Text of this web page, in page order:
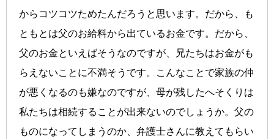
からコツコツためたんだろうと思います。だから、も
ともとは父のお給料から出ているお金です。だから、
父のお金といえばそうなのですが、兄たちはお金がも
らえないことに不満そうです。こんなことで家族の仲
が悪くなるのも嫌なのですが、母が残したへそくりは
私たちは相続することが出来ないのでしょうか。父の
ものになってしまうのか、弁護士さんに教えてもらい